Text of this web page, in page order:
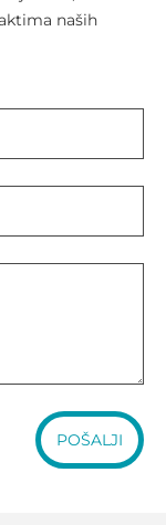
naših
POŠALJI